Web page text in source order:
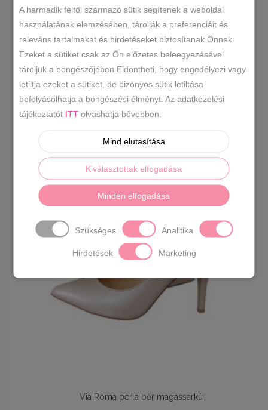
pánt.Anyaga:rostbőrSzármazási
hely:Lengyelország Szín:ezüst,arany
Méret:szé 28,5 x ma 20 x mé 10 cm
Érdekelhetnek
még…
Via Roma perla bőr magassarkú
A harmadik féltől származó sütik segítenek a weboldal
használatának elemzésében, tárolják a preferenciáit és
releváns tartalmakat és hirdetéseket biztosítanak Önnek.
Ezeket a sütiket csak az Ön előzetes beleegyezésével
tároljuk a böngészőjében.Eldöntheti, hogy engedélyezi vagy
letiltja ezeket a sütiket, de bizonyos sütik letiltása
befolyásolhatja a böngészési élményt. Az adatkezelési
tájékoztatót ITT olvashatja bővebben.
Mind elutasítása
Kiválasztottak elfogadása
Minden elfogadása
Szükséges Analitika
Hirdetések Marketing